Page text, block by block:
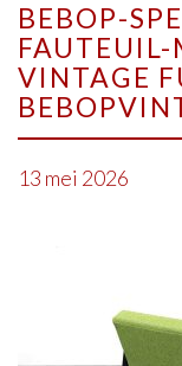
BEBOP-
FAUTEUIL-
VINTAGE
13 mei 2026